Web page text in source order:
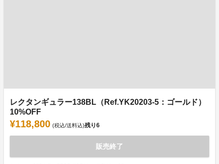
レクタンギュラー138BL（Ref.YK20203-5：ゴールド）
10%OFF
¥118,800 (税込/送料込)残り6
販売終了